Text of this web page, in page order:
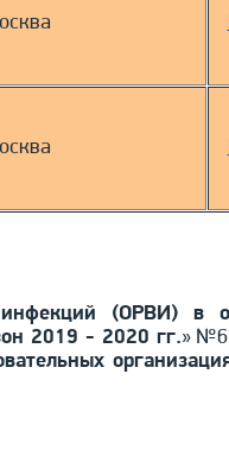
(ОРВИ) в
2019 - 2020 гг.»